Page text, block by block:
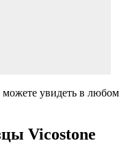
увидеть в любом
Vicostone